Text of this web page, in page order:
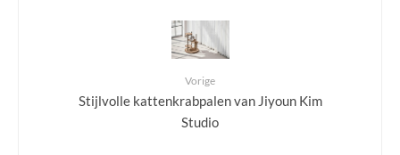
Vorige
Stijlvolle kattenkrabpalen van Jiyoun Kim
Studio